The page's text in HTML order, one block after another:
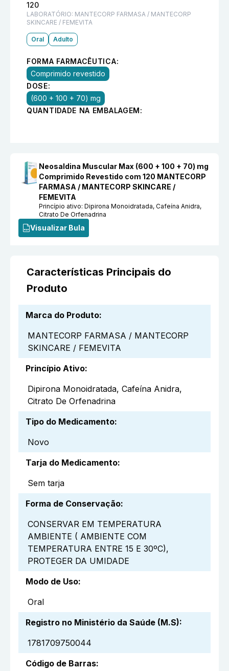
120
LABORATÓRIO: MANTECORP FARMASA / MANTECORP
SKINCARE / FEMEVITA
Oral Adulto
FORMA FARMACÊUTICA:
Comprimido revestido
DOSE:
(600 + 100 + 70) mg
QUANTIDADE NA EMBALAGEM:
Neosaldina Muscular Max (600 + 100 + 70) mg
Comprimido Revestido com 120 MANTECORP
FARMASA / MANTECORP SKINCARE /
FEMEVITA
Princípio ativo:Dipirona Monoidratada, Cafeína Anidra,
Citrato De Orfenadrina
Visualizar Bula
Características Principais do
Produto
Marca do Produto:
MANTECORP FARMASA / MANTECORP
SKINCARE / FEMEVITA
Princípio Ativo:
Dipirona Monoidratada, Cafeína Anidra,
Citrato De Orfenadrina
Tipo do Medicamento:
Novo
Tarja do Medicamento:
Sem tarja
Forma de Conservação:
CONSERVAR EM TEMPERATURA
AMBIENTE ( AMBIENTE COM
TEMPERATURA ENTRE 15 E 30ºC),
PROTEGER DA UMIDADE
Modo de Uso:
Oral
Registro no Ministério da Saúde (M.S):
1781709750044
Código de Barras: